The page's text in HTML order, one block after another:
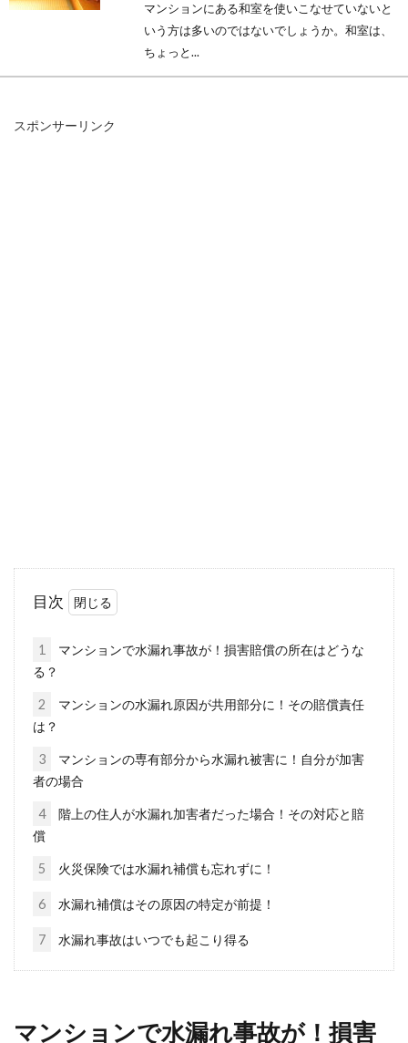
マンションにある和室を使いこなせていないと
いう方は多いのではないでしょうか。和室は、
ちょっと...
なお風呂がおすすめなの？
1LDKのマンションは東京でのひとり
東京でひとり暮らしをしようと考えている方に
おすすめのなのは、1LDKマンションです。「ひ
とり...
憧れの新築一戸建て！家族が住みや
長い人生の中の大きな買い物の一つに住宅購入
スポンサーリンク
目次
1
マンションで水漏れ事故が！損害賠償の所在はどうな
る？
2
マンションの水漏れ原因が共用部分に！その賠償責任
は？
3
マンションの専有部分から水漏れ被害に！自分が加害
者の場合
4
階上の住人が水漏れ加害者だった場合！その対応と賠
償
5 火災保険では水漏れ補償も忘れずに！
6 水漏れ補償はその原因の特定が前提！
7 水漏れ事故はいつでも起こり得る
マンションで水漏れ事故が！損害